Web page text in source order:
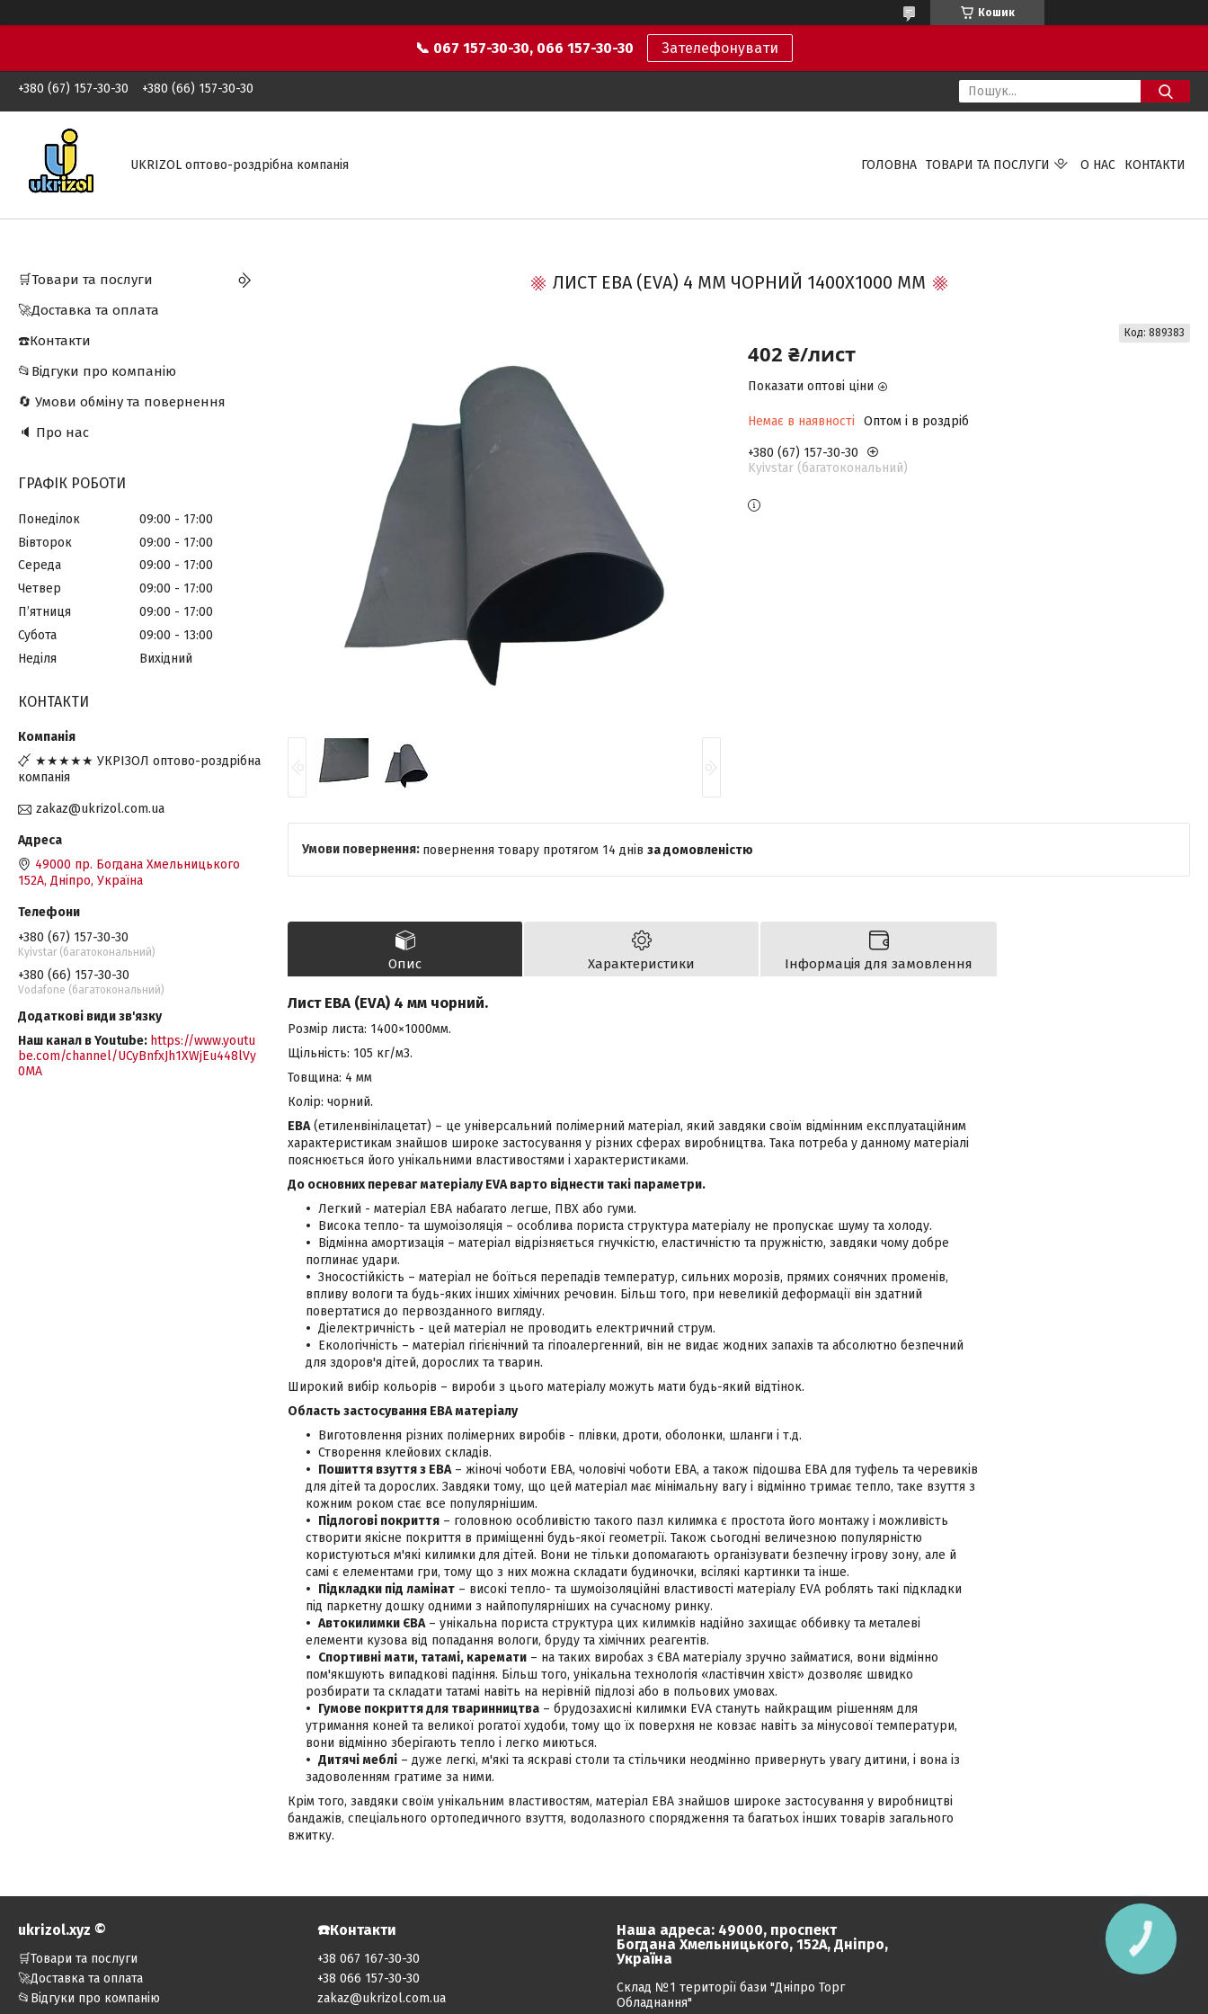
Кошик
📞 067 157-30-30, 066 157-30-30 Зателефонувати
+380 (67) 157-30-30 +380 (66) 157-30-30
UKRIZOL оптово-роздрібна компанія ГОЛОВНА ТОВАРИ ТА ПОСЛУГИ О НАС КОНТАКТИ
ЛИСТ ЕВА (EVA) 4 ММ ЧОРНИЙ 1400Х1000 ММ
402 ₴/лист
Показати оптові ціни
Немає в наявності Оптом і в роздріб
Код: 889383
+380 (67) 157-30-30
Kyivstar (багатокональний)
повернення товару протягом 14 днів за домовленістю
Опис Характеристики Інформація для замовлення
Лист ЕВА (EVA) 4 мм чорний.
Розмір листа: 1400×1000мм.
Щільність: 105 кг/м3.
Товщина: 4 мм
Колір: чорний.
ЕВА(етиленвінілацетат) – це універсальний полімерний матеріал, який завдяки своїм відмінним експлуатаційним
характеристикам знайшов широке застосування у різних сферах виробництва. Така потреба у данному матеріалі
пояснюється його унікальними властивостями і характеристиками.
До основних переваг матеріалу EVA варто віднести такі параметри.
Легкий - матеріал ЕВА набагато легше, ПВХ або гуми.
Висока тепло- та шумоізоляція – особлива пориста структура матеріалу не пропускає шуму та холоду.
Відмінна амортизація – матеріал відрізняється гнучкістю, еластичністю та пружністю, завдяки чому добре
поглинає удари.
Зносостійкість – матеріал не боїться перепадів температур, сильних морозів, прямих сонячних променів,
впливу вологи та будь-яких інших хімічних речовин. Більш того, при невеликій деформації він здатний
повертатися до первозданного вигляду.
Діелектричність - цей матеріал не проводить електричний струм.
Екологічність – матеріал гігієнічний та гіпоалергенний, він не видає жодних запахів та абсолютно безпечний
для здоров'я дітей, дорослих та тварин.
Широкий вибір кольорів – вироби з цього матеріалу можуть мати будь-який відтінок.
Область застосування ЕВА матеріалу
Виготовлення різних полімерних виробів - плівки, дроти, оболонки, шланги і т.д.
Створення клейових складів.
Пошиття взуття з ЕВА– жіночі чоботи ЕВА, чоловічі чоботи ЕВА, а також підошва ЕВА для туфель та черевиків
для дітей та дорослих. Завдяки тому, що цей матеріал має мінімальну вагу і відмінно тримає тепло, таке взуття з
кожним роком стає все популярнішим.
Підлогові покриття – головною особливістю такого пазл килимка є простота його монтажу і можливість
створити якісне покриття в приміщенні будь-якої геометрії. Також сьогодні величезною популярністю
користуються м'які килимки для дітей. Вони не тільки допомагають організувати безпечну ігрову зону, але й
самі є елементами гри, тому що з них можна складати будиночки, всілякі картинки та інше.
Підкладки під ламінат – високі тепло- та шумоізоляційні властивості матеріалу EVA роблять такі підкладки
під паркетну дошку одними з найпопулярніших на сучасному ринку.
Автокилимки ЄВА– унікальна пориста структура цих килимків надійно захищає оббивку та металеві
елементи кузова від попадання вологи, бруду та хімічних реагентів.
Спортивні мати, татамі, каремати – на таких виробах з ЄВА матеріалу зручно займатися, вони відмінно
пом'якшують випадкові падіння. Більш того, унікальна технологія «ластівчин хвіст» дозволяє швидко
розбирати та складати татамі навіть на нерівній підлозі або в польових умовах.
Гумове покриття для тваринництва – брудозахисні килимки EVA стануть найкращим рішенням для
утримання коней та великої рогатої худоби, тому що їх поверхня не ковзає навіть за мінусової температури,
вони відмінно зберігають тепло і легко миються.
Дитячі меблі – дуже легкі, м'які та яскраві столи та стільчики неодмінно привернуть увагу дитини, і вона із
задоволенням гратиме за ними.
Крім того, завдяки своїм унікальним властивостям, матеріал ЕВА знайшов широке застосування у виробництві
бандажів, спеціального ортопедичного взуття, водолазного спорядження та багатьох інших товарів загального
вжитку.
🛒Товари та послуги
🚀Доставка та оплата
☎️Контакти
📂Відгуки про компанію
🔄 Умови обміну та повернення
🔈 Про нас
ГРАФІК РОБОТИ
Понеділок 09:00
17:00
Вівторок
09:00
17:00
Середа
09:00
17:00
Четвер
09:00
17:00
Пʼятниця
09:00
17:00
Субота
09:00
13:00
Неділя
Вихідний
КОНТАКТИ
★★★★★ УКРІЗОЛ оптово-роздрібна
компанія
zakaz@ukrizol.com.ua
49000 пр. Богдана Хмельницького
152А, Дніпро, Україна
+380 (67) 157-30-30
Kyivstar (багатокональний)
+380 (66) 157-30-30
Vodafone (багатокональний)
Наш канал в Youtube https://www.youtu
be.com/channel/UCyBnfxJh1XWjEu448lVy
0MA
ukrizol.xyz ©️
🛒Товари та послуги
🚀Доставка та оплата
📂Відгуки про компанію
☎️Контакти
+38 067 167-30-30
+38 066 157-30-30
zakaz@ukrizol.com.ua
Наша адреса: 49000, проспект
Богдана Хмельницького, 152А, Дніпро,
Україна
Склад №1 території бази "Дніпро Торг
Обладнання"
КНОПКА
ЗВ'ЯЗКУ